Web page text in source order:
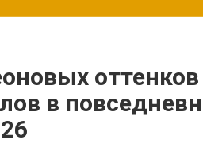
оттенков
в